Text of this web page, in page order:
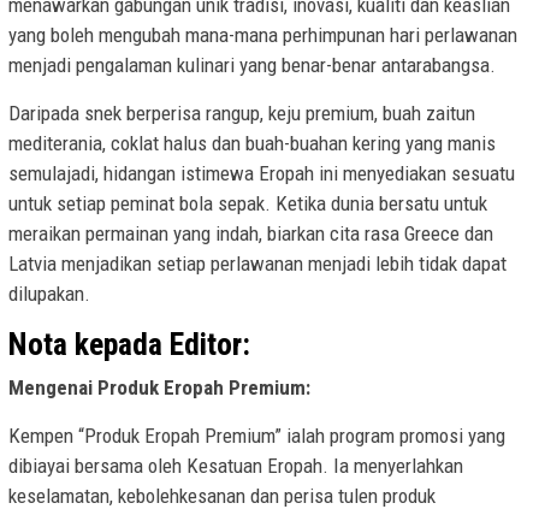
yang boleh mengubah mana-mana perhimpunan hari perlawanan
menjadi pengalaman kulinari yang benar-benar antarabangsa.
Daripada snek berperisa rangup, keju premium, buah zaitun
mediterania, coklat halus dan buah-buahan kering yang manis
semulajadi, hidangan istimewa Eropah ini menyediakan sesuatu
untuk setiap peminat bola sepak. Ketika dunia bersatu untuk
meraikan permainan yang indah, biarkan cita rasa Greece dan
Latvia menjadikan setiap perlawanan menjadi lebih tidak dapat
dilupakan.
Nota kepada Editor:
Mengenai Produk Eropah Premium:
Kempen “Produk Eropah Premium” ialah program promosi yang
dibiayai bersama oleh Kesatuan Eropah. Ia menyerlahkan
keselamatan, kebolehkesanan dan perisa tulen produk